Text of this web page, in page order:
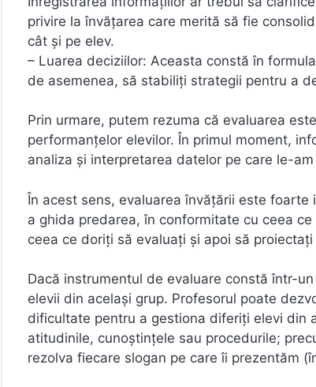
privire la învățarea care merită să fie
cât și pe elev.
– Luarea deciziilor: Aceasta constă în
de asemenea, să stabiliți strategii pentru a
Prin urmare, putem rezuma că evaluarea
performanțelor elevilor. În primul moment,
analiza și interpretarea datelor pe care le-
În acest sens, evaluarea învățării este
a ghida predarea, în conformitate cu ceea
ceea ce doriți să evaluați și apoi să
Dacă instrumentul de evaluare constă într-
elevii din același grup. Profesorul poate
dificultate pentru a gestiona diferiți elevi din
atitudinile, cunoștințele sau procedurile;
rezolva fiecare slogan pe care îi prezentăm